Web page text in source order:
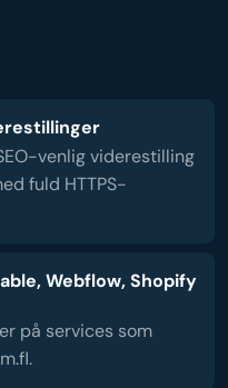
venlig viderestilling
fuld HTTPS-
Webflow, Shopify
på services som